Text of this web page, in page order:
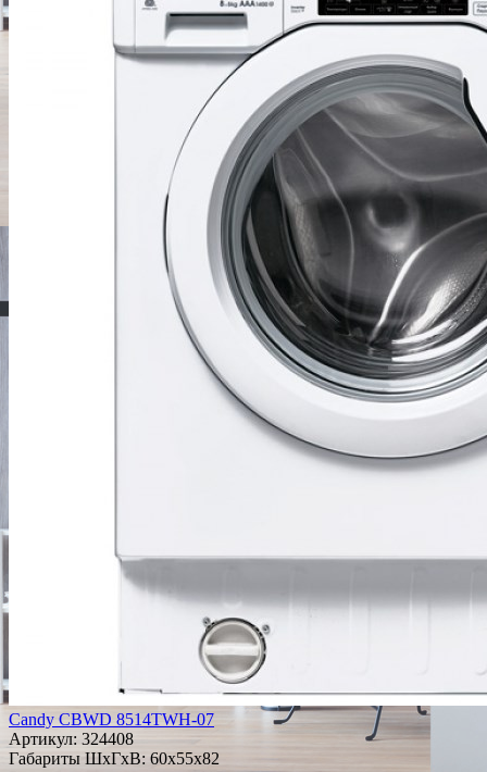
Candy CBWD 8514TWH-07
Артикул: 324408
Габариты ШxГxВ: 60x55x82